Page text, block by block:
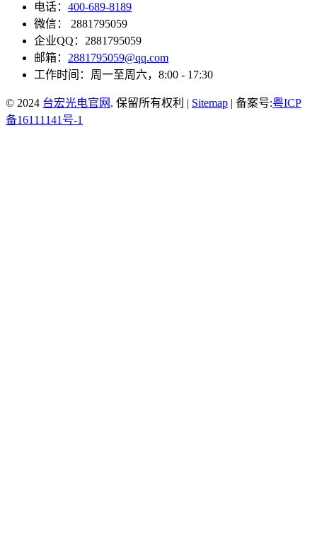
电话： 400-689-8189
微信： 2881795059
企业QQ：2881795059
邮箱： 2881795059@qq.com
工作时间：周一至周六，8:00 - 17:30
© 2024 台宏光电官网 . 保留所有权利 | Sitemap | 备案号:粤ICP
备16111141号-1